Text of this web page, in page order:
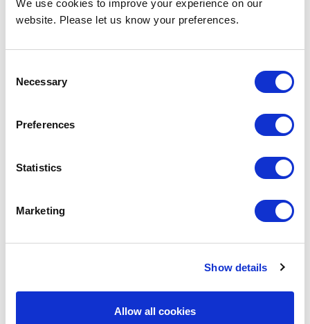
We use cookies to improve your experience on our
website. Please let us know your preferences.
Selection
Necessary
Preferences
Statistics
Marketing
Show details
Allow all cookies
Internationaal netwerk